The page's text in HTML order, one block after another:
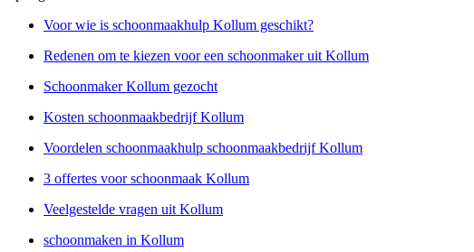
Voor wie is schoonmaakhulp Kollum geschikt?
Redenen om te kiezen voor een schoonmaker uit Kollum
Schoonmaker Kollum gezocht
Kosten schoonmaakbedrijf Kollum
Voordelen schoonmaakhulp schoonmaakbedrijf Kollum
3 offertes voor schoonmaak Kollum
Veelgestelde vragen uit Kollum
schoonmaken in Kollum